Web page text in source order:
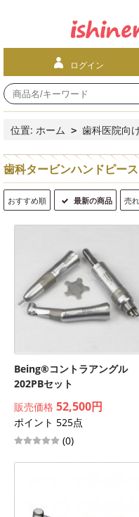
ログイン
位置: ホーム > 歯科医院向
歯科タービンハンドピース
おすすめ順 最新の商品 売
Being®コントラアングル
202PBセット
販売価格 52,500円
ポイント 525点
(0)